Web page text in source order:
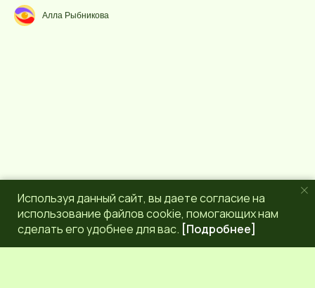
р
с
g
r
Алла Рыбникова
Используя данный сайт, вы даете согласие на
использование файлов cookie, помогающих нам
сделать его удобнее для вас. [Подробнее]